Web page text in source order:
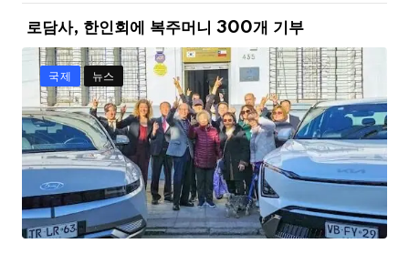
로담사, 한인회에 복주머니 300개 기부
국제 뉴스